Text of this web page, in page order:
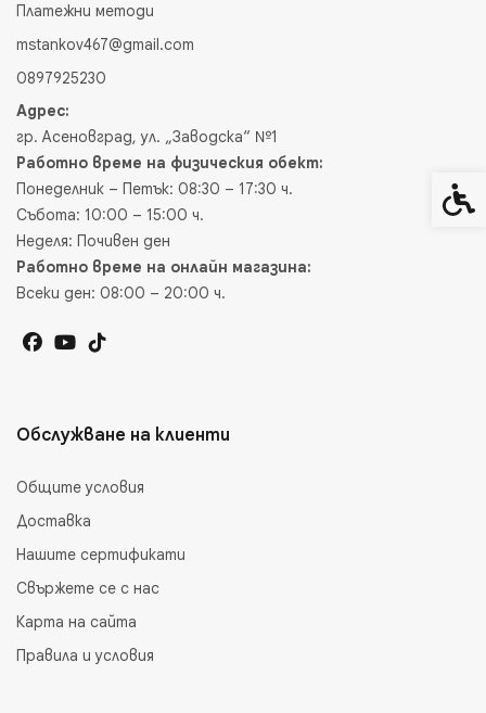
Платежни методи
mstankov467@gmail.com
0897925230
Адрес:
гр. Асеновград, ул. „Заводска“ №1
Работно време на физическия обект:
Понеделник – Петък: 08:30 – 17:30 ч.
Събота: 10:00 – 15:00 ч.
Неделя: Почивен ден
Работно време на онлайн магазина:
Всеки ден: 08:00 – 20:00 ч.
Обслужване на клиенти
Общите условия
Доставка
Нашите сертификати
Свържете се с нас
Карта на сайта
Правила и условия